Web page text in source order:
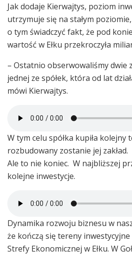
Jak dodaje Kierwajtys, poziom
utrzymuje się na stałym
o tym świadczyć fakt, że pod
wartość w Ełku przekroczyła
– Ostatnio obserwowaliśmy dwie
jednej ze spółek, która od lat
mówi Kierwajtys.
W tym celu spółka kupiła kolejny
rozbudowany zostanie jej zakład.
Ale to nie koniec. W najbliższej
kolejne inwestycje.
Dynamika rozwoju biznesu w
że kończą się tereny
Strefy Ekonomicznej w Ełku. W